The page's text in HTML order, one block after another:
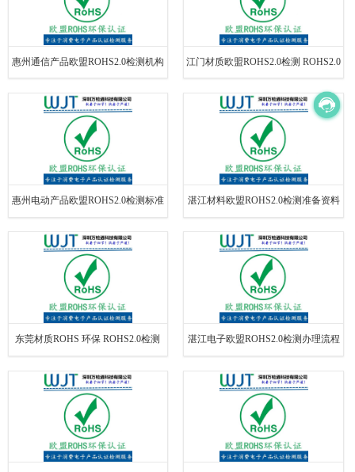
惠州通信产品欧盟ROHS2.0检测机构 江门材质欧盟ROHS2.0检测 ROHS2.0
惠州电动产品欧盟ROHS2.0检测标准 湛江材料欧盟ROHS2.0检测准备资料
东莞材质ROHS 环保 ROHS2.0检测 湛江电子欧盟ROHS2.0检测办理流程